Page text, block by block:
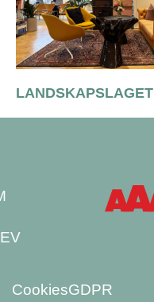
LANDSKAPSLAGET
CookiesGDPR